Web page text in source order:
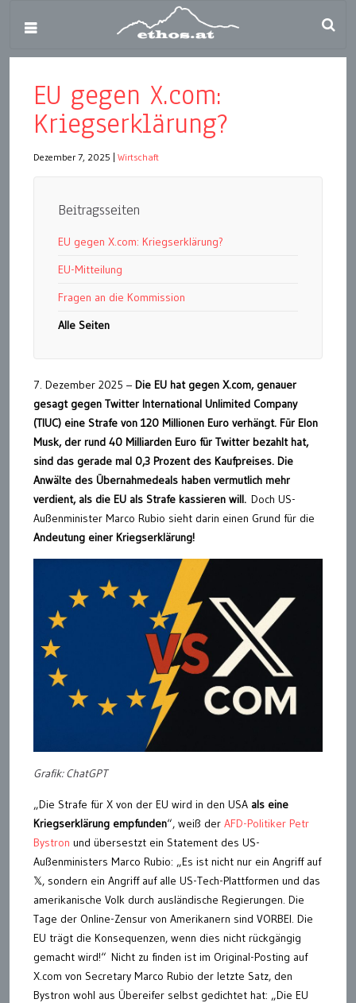
EU gegen X.com:
Kriegserklärung?
Dezember 7, 2025 Wirtschaft
Beitragsseiten
EU gegen X.com: Kriegserklärung?
EU-Mitteilung
Fragen an die Kommission
Alle Seiten
7. Dezember 2025 – Die EU hat gegen X.com, genauer
gesagt gegen Twitter International Unlimited Company
(TIUC) eine Strafe von 120 Millionen Euro verhängt. Für Elon
Musk, der rund 40 Milliarden Euro für Twitter bezahlt hat,
sind das gerade mal 0,3 Prozent des Kaufpreises. Die
Anwälte des Übernahmedeals haben vermutlich mehr
verdient, als die EU als Strafe kassieren will. Doch US-
Außenminister Marco Rubio sieht darin einen Grund für die
Andeutung einer Kriegserklärung!
Grafik: ChatGPT
„Die Strafe für X von der EU wird in den USA als eine
Kriegserklärung empfunden“, weiß der AFD-Politiker Petr
Bystron und übersestzt ein Statement des US-
Außenministers Marco Rubio: „Es ist nicht nur ein Angriff auf
𝕏, sondern ein Angriff auf alle US-Tech-Plattformen und das
amerikanische Volk durch ausländische Regierungen. Die
Tage der Online-Zensur von Amerikanern sind VORBEI. Die
EU trägt die Konsequenzen, wenn dies nicht rückgängig
gemacht wird!“ Nicht zu finden ist im Original-Posting auf
X.com von Secretary Marco Rubio der letzte Satz, den
Bystron wohl aus Übereifer selbst gedichtet hat: „Die EU